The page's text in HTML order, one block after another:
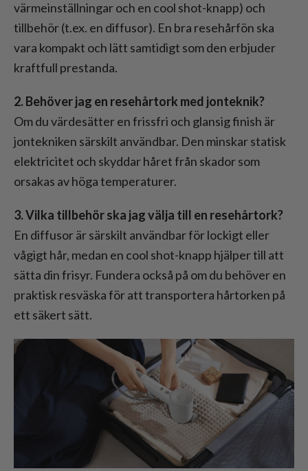
värmeinställningar och en cool shot-knapp) och
tillbehör (t.ex. en diffusor). En bra resehårfön ska
vara kompakt och lätt samtidigt som den erbjuder
kraftfull prestanda.
2. Behöver jag en resehårtork med jonteknik?
Om du värdesätter en frissfri och glansig finish är
jontekniken särskilt användbar. Den minskar statisk
elektricitet och skyddar håret från skador som
orsakas av höga temperaturer.
3. Vilka tillbehör ska jag välja till en resehårtork?
En diffusor är särskilt användbar för lockigt eller
vågigt hår, medan en cool shot-knapp hjälper till att
sätta din frisyr. Fundera också på om du behöver en
praktisk resväska för att transportera hårtorken på
ett säkert sätt.